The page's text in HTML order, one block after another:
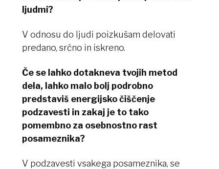
ljudmi?
V odnosu do ljudi poizkušam delovati
predano, srčno in iskreno.
Če se lahko dotakneva tvojih metod
dela, lahko malo bolj podrobno
predstaviš energijsko čiščenje
podzavesti in zakaj je to tako
pomembno za osebnostno rast
posameznika?
V podzavesti vsakega posameznika, se